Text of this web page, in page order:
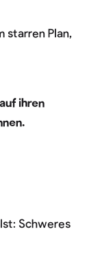
starren Plan,
ihren
Schweres